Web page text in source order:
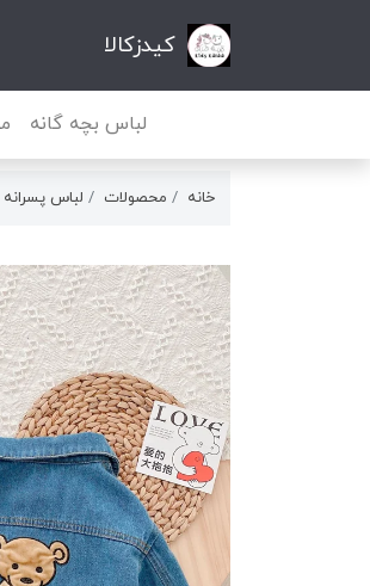
کیدزکالا
لباس بچه گانه
خانه محصولات لباس پسرانه